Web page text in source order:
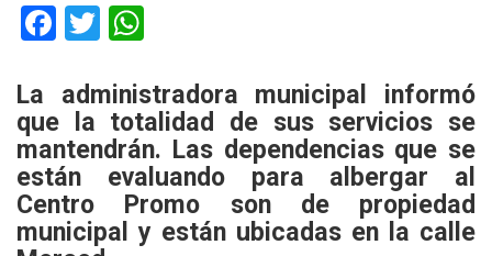
F
ce
b
o
o
k
T
tt
er
at
s
A
p
p
La administradora municipal informó
que la totalidad de sus servicios se
mantendrán. Las dependencias que se
están evaluando para albergar al
Centro Promo son de propiedad
municipal y están ubicadas en la calle